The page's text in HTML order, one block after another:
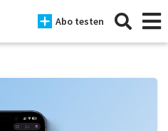
Abo testen